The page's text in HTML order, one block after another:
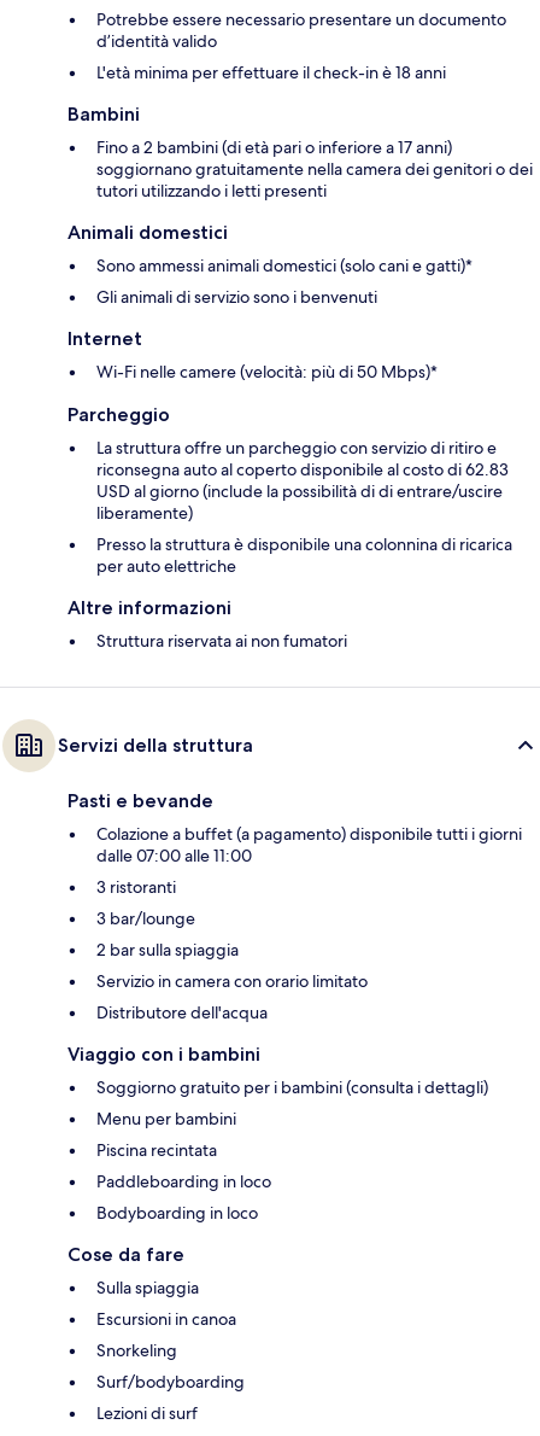
Potrebbe essere necessario presentare un documento
d’identità valido
L'età minima per effettuare il check-in è 18 anni
Bambini
Fino a 2 bambini (di età pari o inferiore a 17 anni)
soggiornano gratuitamente nella camera dei genitori o dei
tutori utilizzando i letti presenti
Animali domestici
Sono ammessi animali domestici (solo cani e gatti)*
Gli animali di servizio sono i benvenuti
Internet
Wi-Fi nelle camere (velocità: più di 50 Mbps)*
Parcheggio
La struttura offre un parcheggio con servizio di ritiro e
riconsegna auto al coperto disponibile al costo di 62.83
USD al giorno (include la possibilità di di entrare/uscire
liberamente)
Presso la struttura è disponibile una colonnina di ricarica
per auto elettriche
Altre informazioni
Struttura riservata ai non fumatori
Servizi della struttura
Pasti e bevande
Colazione a buffet (a pagamento) disponibile tutti i giorni
dalle 07:00 alle 11:00
3 ristoranti
3 bar/lounge
2 bar sulla spiaggia
Servizio in camera con orario limitato
Distributore dell'acqua
Viaggio con i bambini
Soggiorno gratuito per i bambini (consulta i dettagli)
Menu per bambini
Piscina recintata
Paddleboarding in loco
Bodyboarding in loco
Cose da fare
Sulla spiaggia
Escursioni in canoa
Snorkeling
Surf/bodyboarding
Lezioni di surf